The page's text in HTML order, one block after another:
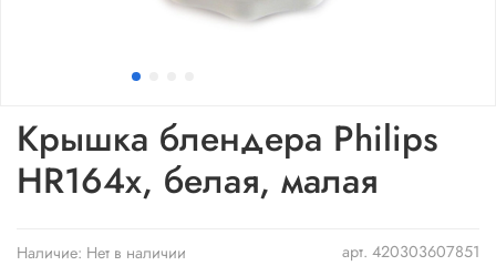
арт. 420303607851
Наличие: Нет в наличии
Крышка блендера Philips
HR164х, белая, малая